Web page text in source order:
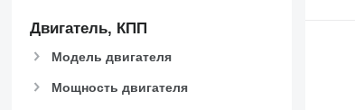
Двигатель, КПП
Модель двигателя
Мощность двигателя